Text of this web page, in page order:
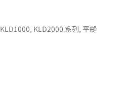
KLD1000, KLD2000 系列, 平縫